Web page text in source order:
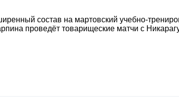
состав на мартовский учебно-
проведёт товарищеские матчи с